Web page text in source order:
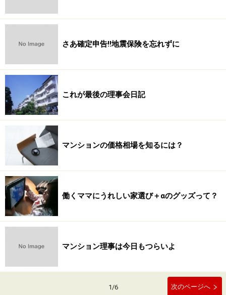
さあ確定申告!!地震保険を忘れずに
これが最後の理事会日記
マンションの価格相場を知るには？
働くママにうれしい家選び＋αのグッズって？
マンション理事は今日もつらいよ
1/6 次のページへ